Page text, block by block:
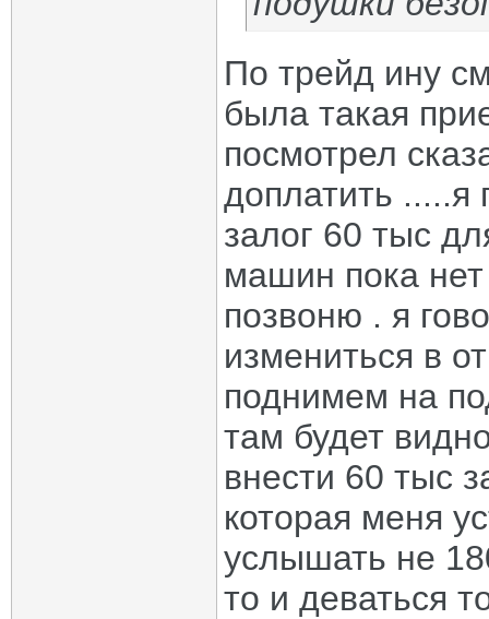
По трейд ину
была такая
посмотрел
доплатить .....я
залог 60 тыс
машин пока нет
позвоню . я
измениться в
поднимем на
там будет
внести 60 тыс
которая меня
услышать не
то и деваться